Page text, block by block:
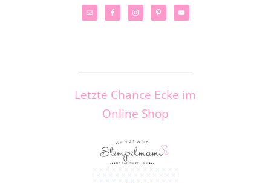
Letzte Chance Ecke im
Online Shop